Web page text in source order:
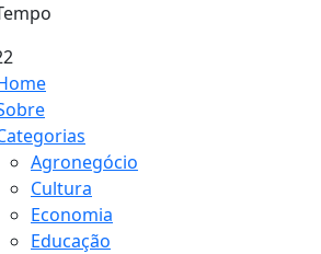
Agronegócio
Cultura
Economia
Educação